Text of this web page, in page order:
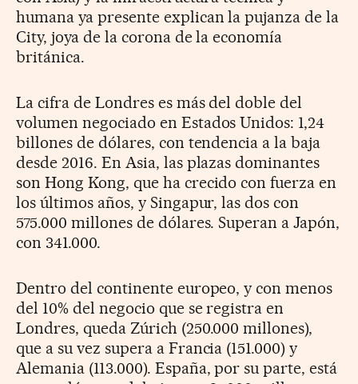
humana ya presente explican la pujanza de la
City, joya de la corona de la economía
británica.
La cifra de Londres es más del doble del
volumen negociado en Estados Unidos: 1,24
billones de dólares, con tendencia a la baja
desde 2016. En Asia, las plazas dominantes
son Hong Kong, que ha crecido con fuerza en
los últimos años, y Singapur, las dos con
575.000 millones de dólares. Superan a Japón,
con 341.000.
Dentro del continente europeo, y con menos
del 10% del negocio que se registra en
Londres, queda Zúrich (250.000 millones),
que a su vez supera a Francia (151.000) y
Alemania (113.000). España, por su parte, está